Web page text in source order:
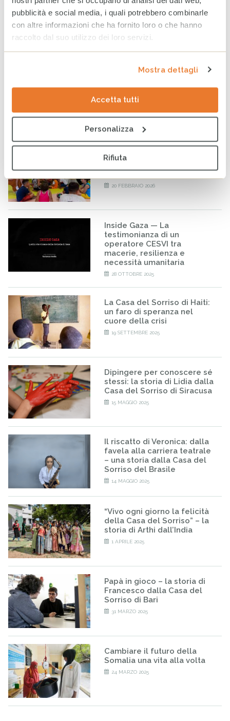
pubblicità e social media, i quali potrebbero combinarle
con altre informazioni che ha fornito loro o che hanno
raccolto dal suo utilizzo dei loro servizi.
Mostra dettagli
Accetta tutti
Personalizza
Rifiuta
Il Gruppo CRC presenta la terza edizione del Rapporto “I
diritti dell’infanzia e dell’adolescenza in Italia – I dati
regione per regione 2024”
SALUTE
L’importanza dell’ascolto: la
del Sorriso di Siracusa
20 FEBBRAIO 2026
Inside Gaza — La
testimonianza di un
operatore CESVI tra
macerie, resilienza e
necessità umanitaria
28 OTTOBRE 2025
La Casa del Sorriso di Haiti:
un faro di speranza nel
cuore della crisi
19 SETTEMBRE 2025
Dipingere per conoscere sé
stessi: la storia di Lidia dalla
Casa del Sorriso di Siracusa
15 MAGGIO 2025
Il riscatto di Veronica: dalla
favela alla carriera teatrale
– una storia dalla Casa del
Sorriso del Brasile
14 MAGGIO 2025
“Vivo ogni giorno la felicità
della Casa del Sorriso” – la
storia di Arthi dall’India
1 APRILE 2025
Papà in gioco – la storia di
Francesco dalla Casa del
Sorriso di Bari
31 MARZO 2025
Cambiare il futuro della
Somalia una vita alla volta
24 MARZO 2025